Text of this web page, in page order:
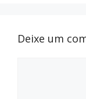
Deixe um